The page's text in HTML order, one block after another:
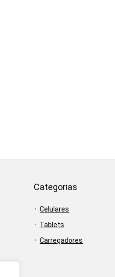
Categorias
Celulares
Tablets
Carregadores